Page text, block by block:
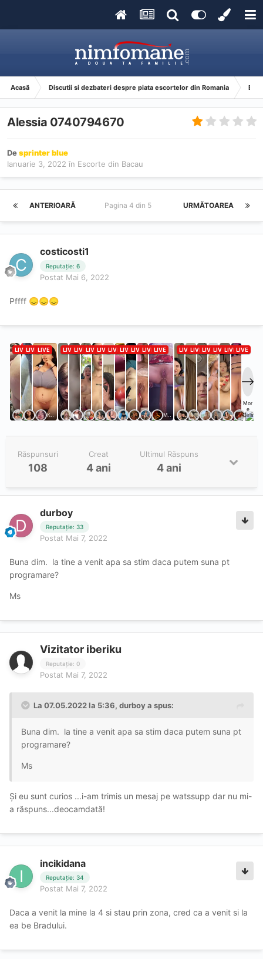
Acasă Discutii si dezbateri despre piata escortelor din Romania
Alessia 0740794670
Desprinter blue
Ianuarie 3, 2022 în Escorte din Bacau
ANTERIOARĂ URMĂTOAREA
Pagina 4 din 5
costicosti1
Reputație: 6
Postat Mai 6, 2022
Pffff 😞😞😞
Răspunsuri
108
Creat
4 ani
Ultimul Răspuns
4 ani
durboy
Reputație: 33
Postat Mai 7, 2022
Buna dim. la tine a venit apa sa stim daca putem suna pt
programare?
Ms
Vizitator iberiku
Reputație: 0
Postat Mai 7, 2022
La 07.05.2022 la 5:36, durboya spus:
Buna dim. la tine a venit apa sa stim daca putem suna pt
programare?
Ms
Și eu sunt curios ...i-am trimis un mesaj pe watssupp dar nu mi-
a răspuns...deocamdată!
incikidana
Reputație: 34
Postat Mai 7, 2022
Daca a venit la mine la 4 si stau prin zona, cred ca a venit si la
ea be Bradului.